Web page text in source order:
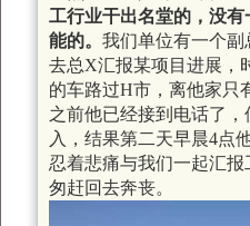
工行业干出名堂的，没
能的。 我们单位有一个
去总X汇报某项目进展，
的车路过H市，离他家只
之前他已经接到电话了
入，结果第二天早晨4点
忍着悲痛与我们一起汇
匆赶回去奔丧。